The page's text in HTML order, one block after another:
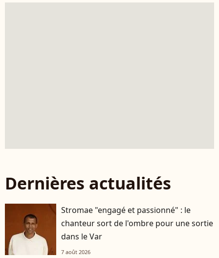
Dernières actualités
Stromae "engagé et passionné" : le
chanteur sort de l'ombre pour une sortie
dans le Var
7 août 2026